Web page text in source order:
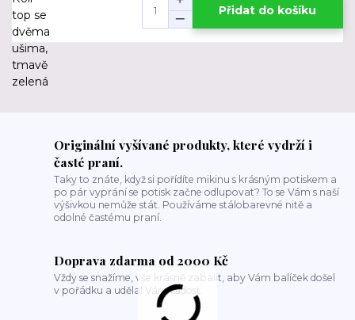
Přidat do košíku
Originální vyšívané produkty, které vydrží i
časté praní.
Taky to znáte, když si pořídíte mikinu s krásným potiskem a
po pár vyprání se potisk začne odlupovat? To se Vám s naší
výšivkou nemůže stát. Používáme stálobarevné nitě a
odolné častému praní.
Doprava zdarma od 2000 Kč
Vždy se snažíme, vše krásně zabalit, aby Vám balíček došel
v pořádku a udělal Vám radost.